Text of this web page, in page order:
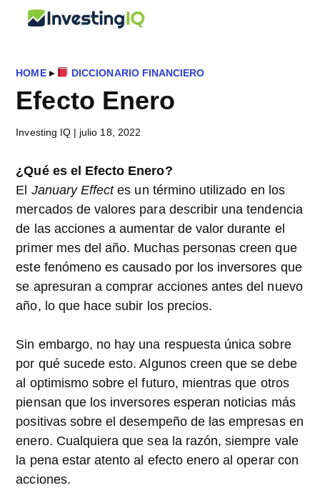
Saltar
principal
Saltar
barra
principal
Saltar
InvestingIQ
Smart
Simple
Investing
Tips
HOME▸ DICCIONARIO FINANCIERO
Efecto Enero
Investing IQ | julio 18, 2022
¿Qué es el Efecto Enero?
El January Effectes un término utilizado en los
mercados de valores para describir una tendencia
de las acciones a aumentar de valor durante el
primer mes del año. Muchas personas creen que
este fenómeno es causado por los inversores que
se apresuran a comprar acciones antes del nuevo
año, lo que hace subir los precios.
Sin embargo, no hay una respuesta única sobre
por qué sucede esto. Algunos creen que se debe
al optimismo sobre el futuro, mientras que otros
piensan que los inversores esperan noticias más
positivas sobre el desempeño de las empresas en
enero. Cualquiera que sea la razón, siempre vale
la pena estar atento al efecto enero al operar con
acciones.